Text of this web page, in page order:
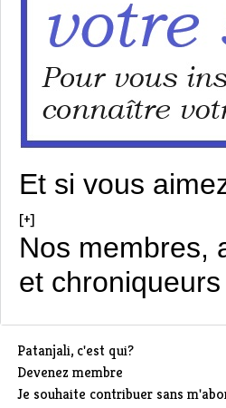
Et si vous
[+]
Nos membres,
et chroniqueurs
Patanjali, c'est qui?
Devenez membre
Je souhaite contribuer sans